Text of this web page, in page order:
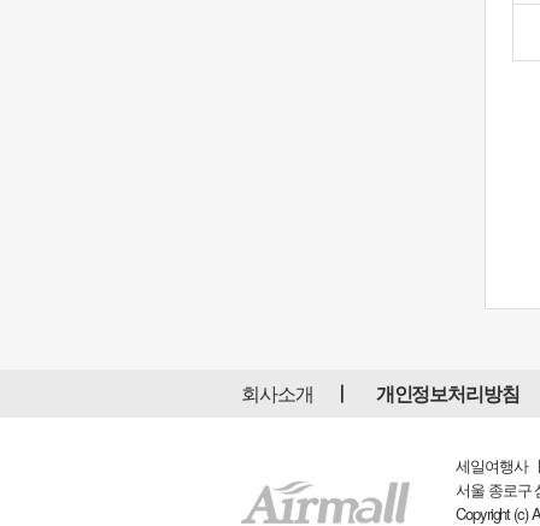
회사소개 개인정보처리방침
세일여행사
서울 종로구
Copyright (c)